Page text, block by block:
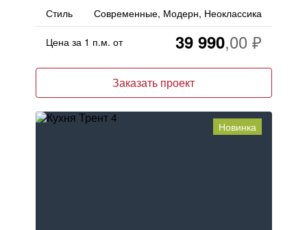
Стиль
Современные, Модерн, Неоклассика
Цена за 1 п.м. от 39 990
Заказать проект
Новинка